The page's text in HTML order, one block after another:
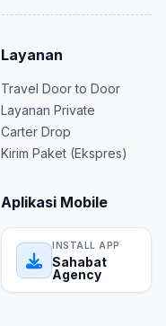
Layanan
Travel Door to Door
Layanan Private
Carter Drop
Kirim Paket (Ekspres)
Aplikasi Mobile
INSTALL APP
Sahabat
Agency